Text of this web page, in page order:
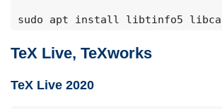
sudo apt install libtinfo5
TeX Live, TeXworks
TeX Live 2020